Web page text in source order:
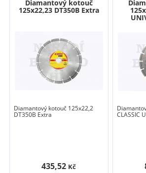
Diamantový kotouč
125x22,23 DT350B Extra
Diamantový kotouč 125x22,2
DT350B Extra
435,52 Kč
CLASSIC